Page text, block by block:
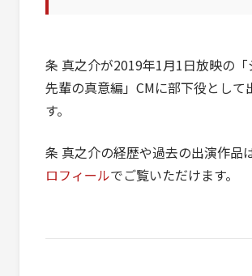
条 真之介が2019年1月1日放映の「
先輩の真意編」CMに部下役として
す。
条 真之介の経歴や過去の出演作品は
ロフィールでご覧いただけます。